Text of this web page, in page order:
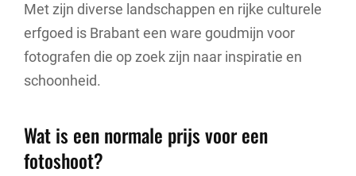
Met zijn diverse landschappen en rijke culturele
erfgoed is Brabant een ware goudmijn voor
fotografen die op zoek zijn naar inspiratie en
schoonheid.
Wat is een normale prijs voor een
fotoshoot?